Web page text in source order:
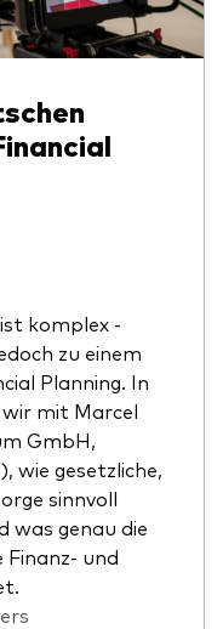
komplex -
zu einem
Planning. In
mit Marcel
GmbH,
wie gesetzliche,
sinnvoll
was genau die
und